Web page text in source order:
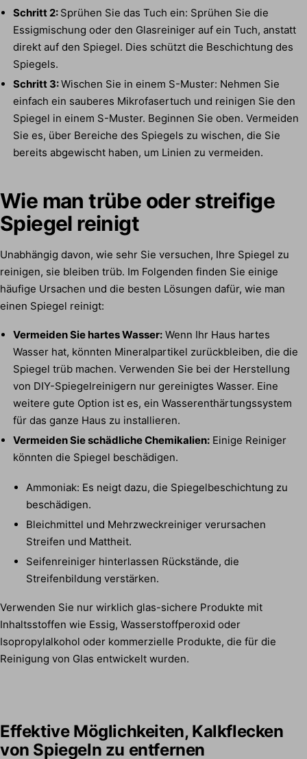
Schritt 2: Sprühen Sie das Tuch ein: Sprühen Sie die
Essigmischung oder den Glasreiniger auf ein Tuch, anstatt
direkt auf den Spiegel. Dies schützt die Beschichtung des
Spiegels.
Schritt 3:Wischen Sie in einem S-Muster: Nehmen Sie
einfach ein sauberes Mikrofasertuch und reinigen Sie den
Spiegel in einem S-Muster. Beginnen Sie oben. Vermeiden
Sie es, über Bereiche des Spiegels zu wischen, die Sie
bereits abgewischt haben, um Linien zu vermeiden.
Wie man trübe oder streifige
Spiegel reinigt
Unabhängig davon, wie sehr Sie versuchen, Ihre Spiegel zu
reinigen, sie bleiben trüb. Im Folgenden finden Sie einige
häufige Ursachen und die besten Lösungen dafür, wie man
einen Spiegel reinigt:
Vermeiden Sie hartes Wasser:Wenn Ihr Haus hartes
Wasser hat, könnten Mineralpartikel zurückbleiben, die die
Spiegel trüb machen. Verwenden Sie bei der Herstellung
von DIY-Spiegelreinigern nur gereinigtes Wasser. Eine
weitere gute Option ist es, ein Wasserenthärtungssystem
für das ganze Haus zu installieren.
Vermeiden Sie schädliche Chemikalien:Einige Reiniger
könnten die Spiegel beschädigen.
Ammoniak: Es neigt dazu, die Spiegelbeschichtung zu
beschädigen.
Bleichmittel und Mehrzweckreiniger verursachen
Streifen und Mattheit.
Seifenreiniger hinterlassen Rückstände, die
Streifenbildung verstärken.
Verwenden Sie nur wirklich glas-sichere Produkte mit
Inhaltsstoffen wie Essig, Wasserstoffperoxid oder
Isopropylalkohol oder kommerzielle Produkte, die für die
Reinigung von Glas entwickelt wurden.
Effektive Möglichkeiten, Kalkflecken
von Spiegeln zu entfernen